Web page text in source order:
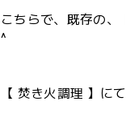
こちらで、既存の、
^
【 焚き火調理 】に